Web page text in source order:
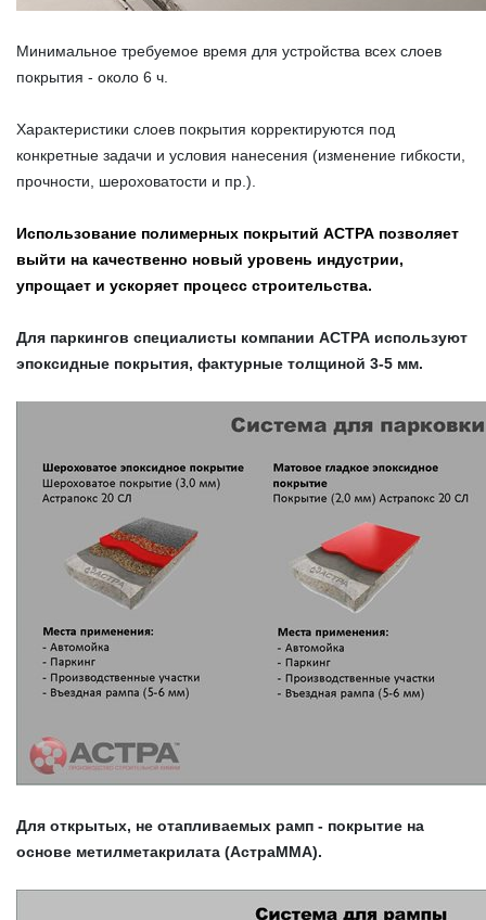
Минимальное требуемое время для устройства всех слоев
покрытия - около 6 ч.
Характеристики слоев покрытия корректируются под
конкретные задачи и условия нанесения (изменение гибкости,
прочности, шероховатости и пр.).
Использование полимерных покрытий АСТРА позволяет
выйти на качественно новый уровень индустрии,
упрощает и ускоряет процесс строительства.
Для паркингов специалисты компании АСТРА используют
эпоксидные покрытия, фактурные толщиной 3-5 мм.
Для открытых, не отапливаемых рамп - покрытие на
основе метилметакрилата (АстраММА).